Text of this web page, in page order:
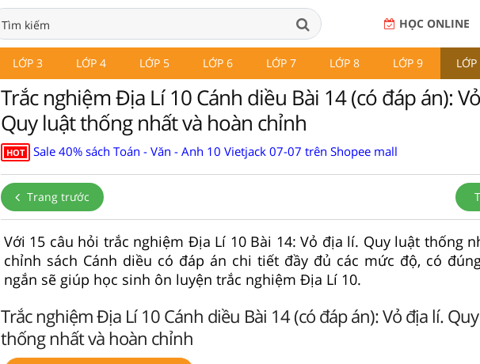
HỌC ONLINE
LỚP 3 LỚP 4 LỚP 5 LỚP 6 LỚP 7 LỚP 8 LỚP 9
Trắc nghiệm Địa Lí 10 Cánh diều Bài 14 (có đáp án):
Quy luật thống nhất và hoàn chỉnh
HOT Sale 40% sách Toán - Văn - Anh 10 Vietjack 07-07 trên Shopee mall
Trang trước
Với 15 câu hỏi trắc nghiệm Địa Lí 10 Bài 14: Vỏ địa lí. Quy luật thống
chỉnh sách Cánh diều có đáp án chi tiết đầy đủ các mức độ, có
ngắn sẽ giúp học sinh ôn luyện trắc nghiệm Địa Lí 10.
Trắc nghiệm Địa Lí 10 Cánh diều Bài 14 (có đáp án): Vỏ địa lí.
thống nhất và hoàn chỉnh